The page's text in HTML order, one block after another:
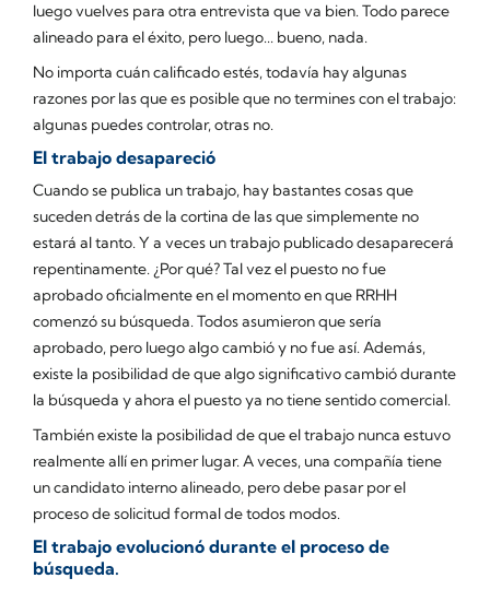
luego vuelves para otra entrevista que va bien. Todo parece
alineado para el éxito, pero luego... bueno, nada.
No importa cuán calificado estés, todavía hay algunas
razones por las que es posible que no termines con el trabajo:
algunas puedes controlar, otras no.
El trabajo desapareció
Cuando se publica un trabajo, hay bastantes cosas que
suceden detrás de la cortina de las que simplemente no
estará al tanto. Y a veces un trabajo publicado desaparecerá
repentinamente. ¿Por qué? Tal vez el puesto no fue
aprobado oficialmente en el momento en que RRHH
comenzó su búsqueda. Todos asumieron que sería
aprobado, pero luego algo cambió y no fue así. Además,
existe la posibilidad de que algo significativo cambió durante
la búsqueda y ahora el puesto ya no tiene sentido comercial.
También existe la posibilidad de que el trabajo nunca estuvo
realmente allí en primer lugar. A veces, una compañía tiene
un candidato interno alineado, pero debe pasar por el
proceso de solicitud formal de todos modos.
El trabajo evolucionó durante el proceso de
búsqueda.